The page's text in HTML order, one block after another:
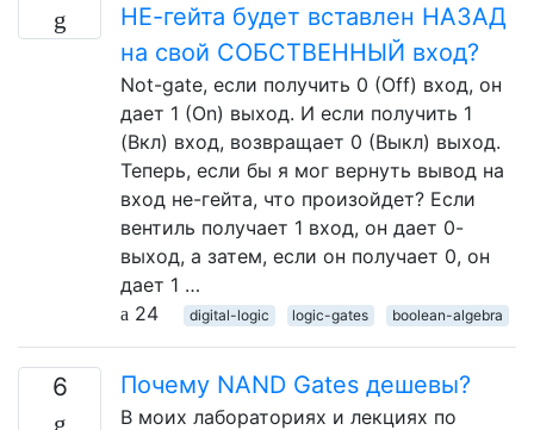
НЕ-гейта будет вставлен НАЗАД
на свой СОБСТВЕННЫЙ вход?
Not-gate, если получить 0 (Off) вход, он
дает 1 (On) выход. И если получить 1
(Вкл) вход, возвращает 0 (Выкл) выход.
Теперь, если бы я мог вернуть вывод на
вход не-гейта, что произойдет? Если
вентиль получает 1 вход, он дает 0-
выход, а затем, если он получает 0, он
дает 1 …
24
digital-logic logic-gates boolean-algebra
6 Почему NAND Gates дешевы?
В моих лабораториях и лекциях по